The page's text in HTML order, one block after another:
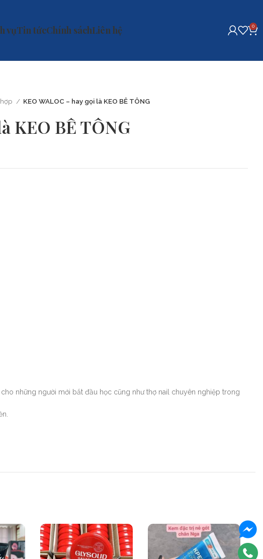
vụTin tứcChính sáchLiên hệ 0
KEO WALOC – hay gọi là KEO BÊ TÔNG
KEO BÊ TÔNG
những người mới bắt đầu học cũng như thợ nail chuyên nghiệp trong